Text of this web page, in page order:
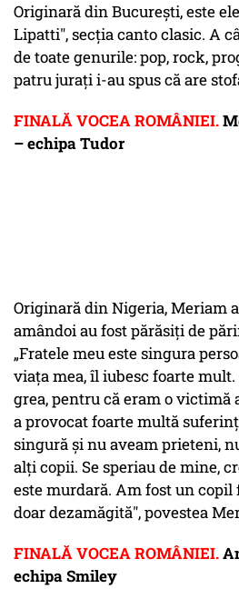
Originară din Bucureşti, este
Lipatti", secţia canto clasic. A
de toate genurile: pop, rock,
patru juraţi i-au spus că are
FINALĂ VOCEA ROMÂNIEI.
– echipa Tudor
Originară din Nigeria, Meriam
amândoi au fost părăsiţi de
„Fratele meu este singura
viaţa mea, îl iubesc foarte
grea, pentru că eram o victimă
a provocat foarte multă
singură şi nu aveam prieteni,
alţi copii. Se speriau de mine,
este murdară. Am fost un
doar dezamăgită", povestea
FINALĂ VOCEA ROMÂNIEI.
echipa Smiley